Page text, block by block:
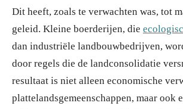
Dit heeft, zoals te verwachten was, tot
geleid. Kleine boerderijen, die
dan industriële landbouwbedrijven,
door regels die de landconsolidatie
resultaat is niet alleen economische
plattelandsgemeenschappen, maar ook